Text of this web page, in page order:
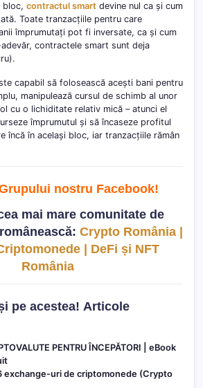
bloc, contractul smart devine nul ca și cum
Toate tranzacțiile pentru care
împrumutați pot fi inversate, ca și cum
contractele smart sunt deja
capabil să folosească acești bani pentru
manipulează cursul de schimb al unor
cu o lichiditate relativ mică – atunci el
împrumutul și să încaseze profitul
încă în același bloc, iar tranzacțiile rămân
nostru Facebook!
mai mare comunitate de
Crypto România |
| DeFi și NFT
România
pe acestea! Articole
PENTRU ÎNCEPĂTORI | eBook
exchange-uri de criptomonede (Crypto